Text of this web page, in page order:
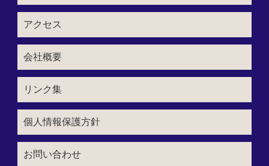
アクセス
会社概要
リンク集
個人情報保護方針
お問い合わせ